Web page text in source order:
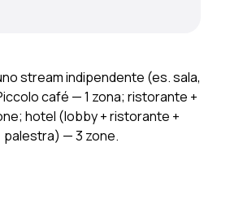
stream indipendente (es. sala,
café — 1 zona; ristorante +
hotel (lobby + ristorante +
palestra) — 3 zone.